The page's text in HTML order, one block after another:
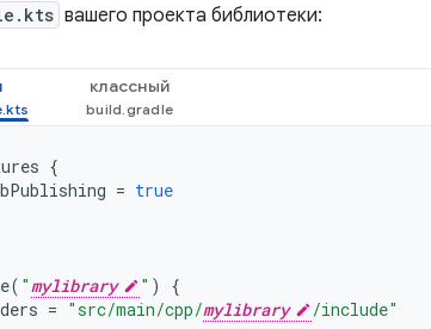
вашего проекта библиотеки:
классный
{
= true
( "mylibrary " )
{
= "src/main/cpp/mylibrary
/include"